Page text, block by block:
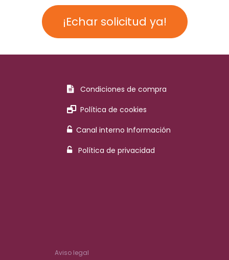
¡Echar solicitud ya!
Condiciones de compra
Política de cookies
Canal interno Información
Política de privacidad
Aviso legal